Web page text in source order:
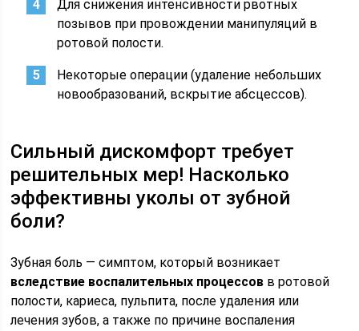
Для снижения интенсивности рвотных
позывов при провождении манипуляций в
ротовой полости.
Некоторые операции (удаление небольших
новообразований, вскрытие абсцессов).
Сильный дискомфорт требует
решительных мер! Насколько
эффективны уколы от зубной
боли?
Зубная боль — симптом, который возникает
вследствие воспалительных процессов в ротовой
полости, кариеса, пульпита, после удаления или
лечения зубов, а также по причине воспаления